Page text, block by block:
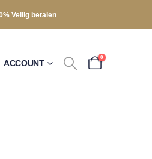
Veilig betalen
ACCOUNT
0